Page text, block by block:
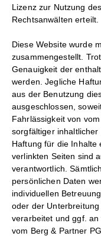
Lizenz zur Nutzung
Rechtsanwälten erteilt.
Diese Website wurde
zusammengestellt.
Genauigkeit der
werden. Jegliche
aus der Benutzung
ausgeschlossen,
Fahrlässigkeit von
sorgfältiger
Haftung für die Inhalte
verlinkten Seiten sind
verantwortlich.
persönlichen Daten
individuellen
oder der
verarbeitet und ggf. an
vom Berg & Partner